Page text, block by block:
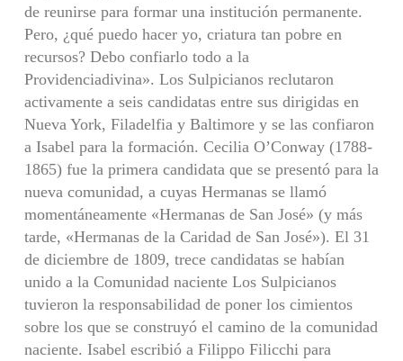
de reunirse para formar una institución permanente.
Pero, ¿qué puedo hacer yo, criatura tan pobre en
recursos? Debo confiarlo todo a la
Providenciadivina». Los Sulpicianos reclutaron
activamente a seis candidatas entre sus dirigidas en
Nueva York, Filadelfia y Baltimore y se las confiaron
a Isabel para la formación. Cecilia O’Conway (1788-
1865) fue la primera candidata que se presentó para la
nueva comunidad, a cuyas Hermanas se llamó
momentáneamente «Hermanas de San José» (y más
tarde, «Hermanas de la Caridad de San José»). El 31
de diciembre de 1809, trece candidatas se habían
unido a la Comunidad naciente Los Sulpicianos
tuvieron la responsabilidad de poner los cimientos
sobre los que se construyó el camino de la comunidad
naciente. Isabel escribió a Filippo Filicchi para